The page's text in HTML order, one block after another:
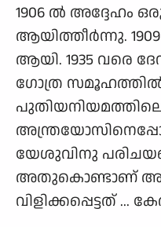
1906 ൽ അദ്ദേഹം
ആയിത്തീർന്നു.
ആയി. 1935 വരെ
ഗോത്ര സമൂഹത്തിൽ
യേശുവിനു
അതുകൊണ്ടാണ്
വിളിക്കപ്പെട്ടത്